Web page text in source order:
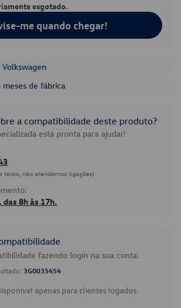
esgotado.
me quando chegar!
meses de fábrica
a compatibilidade deste produto?
está pronta para ajudar!
texto, não atendemos ligações)
8h às 17h.
fazendo login na sua conta.
3G0035454
apenas para clientes logados.